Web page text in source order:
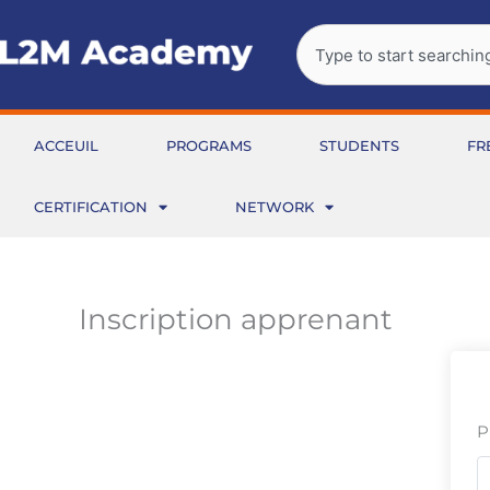
au
contenu
Rechercher
ACCEUIL PROGRAMS STUDENTS
CERTIFICATION NETWORK
Inscription apprenant